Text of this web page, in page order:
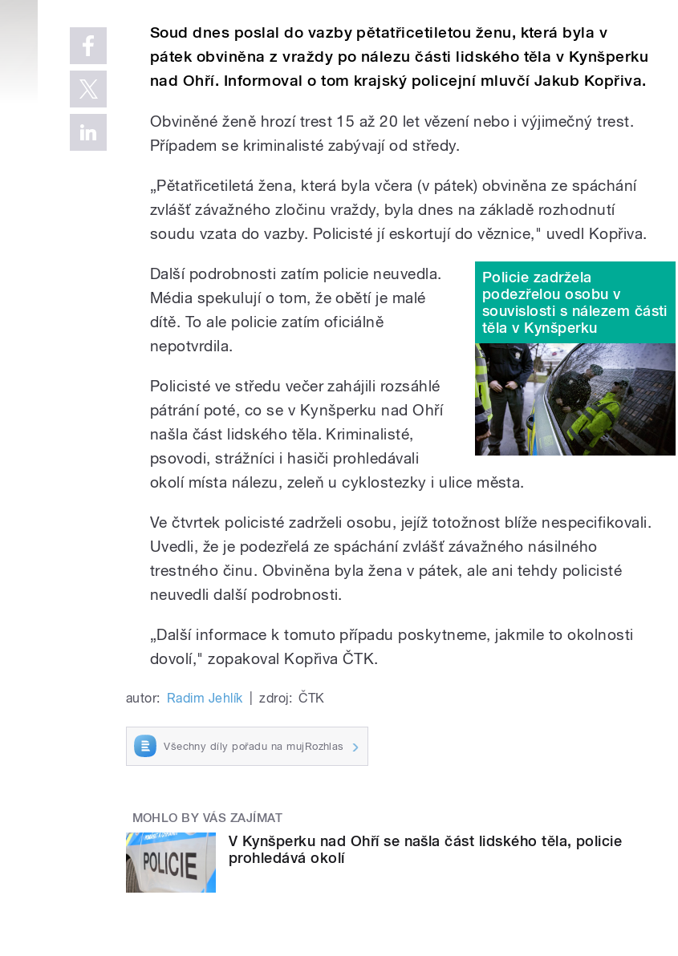
Soud dnes poslal do vazby pětatřicetiletou ženu, která byla v
pátek obviněna z vraždy po nálezu části lidského těla v Kynšperku
nad Ohří. Informoval o tom krajský policejní mluvčí Jakub Kopřiva.
Obviněné ženě hrozí trest 15 až 20 let vězení nebo i výjimečný trest.
Případem se kriminalisté zabývají od středy.
„Pětatřicetiletá žena, která byla včera (v pátek) obviněna ze spáchání
zvlášť závažného zločinu vraždy, byla dnes na základě rozhodnutí
soudu vzata do vazby. Policisté jí eskortují do věznice," uvedl Kopřiva.
Policie zadržela
podezřelou osobu v
souvislosti s nálezem části
těla v Kynšperku
Další podrobnosti zatím policie neuvedla.
Média spekulují o tom, že obětí je malé
dítě. To ale policie zatím oficiálně
nepotvrdila.
Policisté ve středu večer zahájili rozsáhlé
pátrání poté, co se v Kynšperku nad Ohří
našla část lidského těla. Kriminalisté,
psovodi, strážníci i hasiči prohledávali
okolí místa nálezu, zeleň u cyklostezky i ulice města.
Ve čtvrtek policisté zadrželi osobu, jejíž totožnost blíže nespecifikovali.
Uvedli, že je podezřelá ze spáchání zvlášť závažného násilného
trestného činu. Obviněna byla žena v pátek, ale ani tehdy policisté
neuvedli další podrobnosti.
„Další informace k tomuto případu poskytneme, jakmile to okolnosti
dovolí," zopakoval Kopřiva ČTK.
autor: Radim Jehlík zdroj: ČTK
Všechny díly pořadu na mujRozhlas
MOHLO BY VÁS ZAJÍMAT
V Kynšperku nad Ohří se našla část lidského těla, policie
prohledává okolí